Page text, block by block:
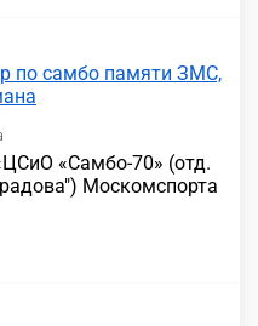
по самбо памяти ЗМС,
«Самбо-70» (отд.
Москомспорта